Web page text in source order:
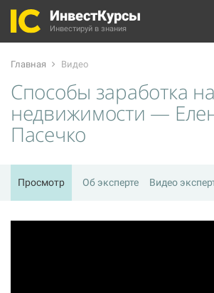
ИнвестКурсы
Инвестируй в знания
Главная Видео
Способы заработка на
недвижимости —
Пасечко
Просмотр Об эксперте Видео